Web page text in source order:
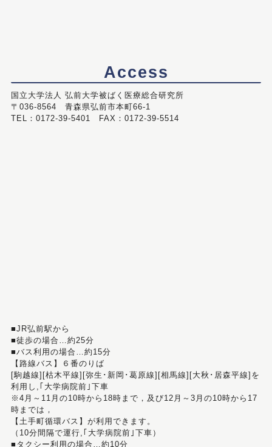
Access
国立大学法人 弘前大学被ばく医療総合研究所
〒036-8564 青森県弘前市本町66-1
TEL：0172-39-5401 FAX：0172-39-5514
■JR弘前駅から
■徒歩の場合…約25分
■バス利用の場合…約15分
【路線バス】６番のりば
[駒越線][枯木平線][弥生･新岡･葛原線][相馬線][大秋･居森平線]を
利用し,｢大学病院前｣下車
※4月～11月の10時から18時まで，及び12月～3月の10時から17
時までは，
【土手町循環バス】が利用できます。
（10分間隔で運行,｢大学病院前｣下車）
■タクシー利用の場合…約10分